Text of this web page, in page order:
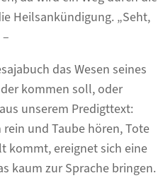
Heilsankündigung. „Seht,
das Wesen seines
kommen soll, oder
unserem Predigttext:
und Taube hören, Tote
kommt, ereignet sich eine
kaum zur Sprache bringen.